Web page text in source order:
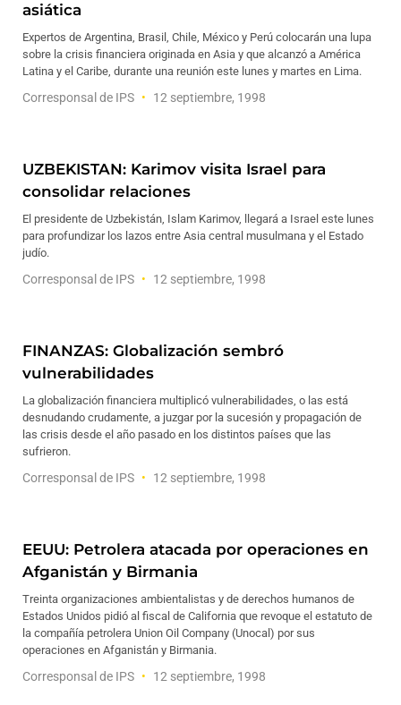
asiática
Expertos de Argentina, Brasil, Chile, México y Perú colocarán una lupa
sobre la crisis financiera originada en Asia y que alcanzó a América
Latina y el Caribe, durante una reunión este lunes y martes en Lima.
Corresponsal de IPS 12 septiembre, 1998
UZBEKISTAN: Karimov visita Israel para
consolidar relaciones
El presidente de Uzbekistán, Islam Karimov, llegará a Israel este lunes
para profundizar los lazos entre Asia central musulmana y el Estado
judío.
Corresponsal de IPS 12 septiembre, 1998
FINANZAS: Globalización sembró
vulnerabilidades
La globalización financiera multiplicó vulnerabilidades, o las está
desnudando crudamente, a juzgar por la sucesión y propagación de
las crisis desde el año pasado en los distintos países que las
sufrieron.
Corresponsal de IPS 12 septiembre, 1998
EEUU: Petrolera atacada por operaciones en
Afganistán y Birmania
Treinta organizaciones ambientalistas y de derechos humanos de
Estados Unidos pidió al fiscal de California que revoque el estatuto de
la compañía petrolera Union Oil Company (Unocal) por sus
operaciones en Afganistán y Birmania.
Corresponsal de IPS 12 septiembre, 1998